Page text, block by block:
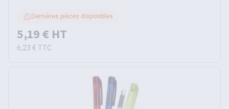
Dernières pièces disponibles
5,19 € HT
6,23 € TTC